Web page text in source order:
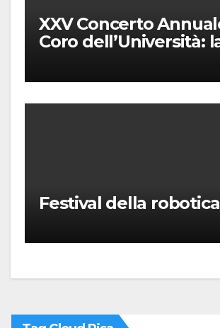
XXV Concerto
Coro dell’Università:
Puccini
Festival della robotica